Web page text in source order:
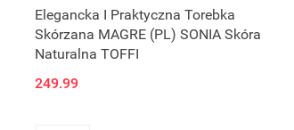
Elegancka I Praktyczna Torebka
Skórzana MAGRE (PL) SONIA Skóra
Naturalna TOFFI
249.99